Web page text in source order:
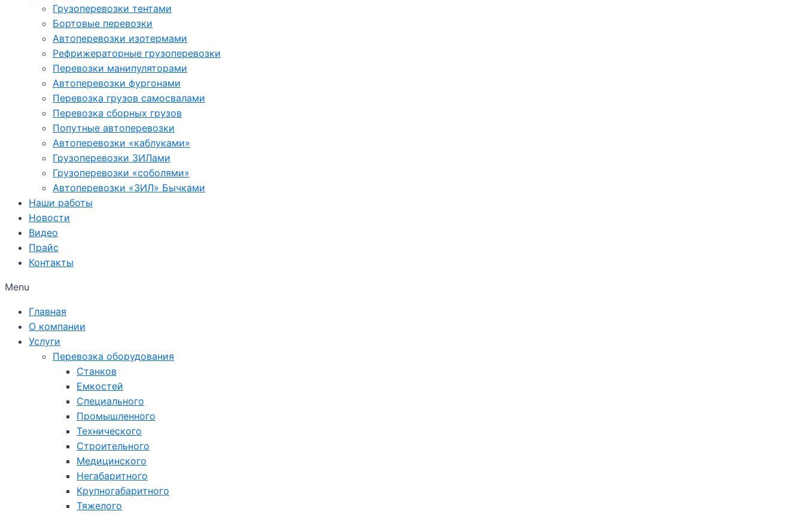
Грузоперевозки тентами
Бортовые перевозки
Автоперевозки изотермами
Рефрижераторные грузоперевозки
Перевозки манипуляторами
Автоперевозки фургонами
Перевозка грузов самосвалами
Перевозка сборных грузов
Попутные автоперевозки
Автоперевозки «каблуками»
Грузоперевозки ЗИЛами
Грузоперевозки «соболями»
Автоперевозки «ЗИЛ» Бычками
Наши работы
Новости
Видео
Прайс
Контакты
Menu
Главная
О компании
Услуги
Перевозка оборудования
Станков
Емкостей
Специального
Промышленного
Технического
Строительного
Медицинского
Негабаритного
Крупногабаритного
Тяжелого